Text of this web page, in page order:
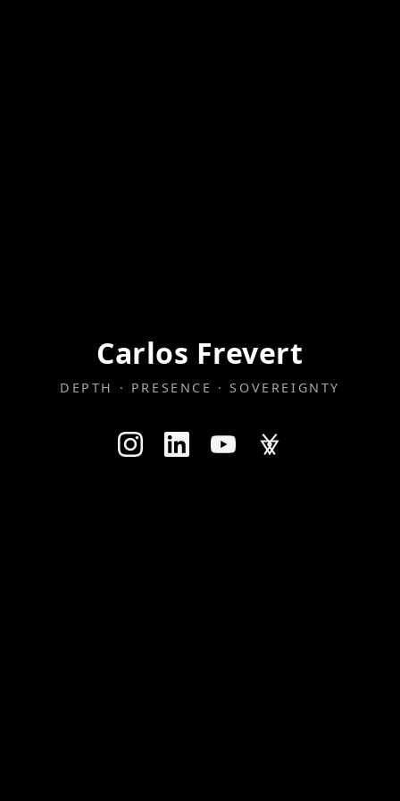
Carlos Frevert
DEPTH · PRESENCE · SOVEREIGNTY